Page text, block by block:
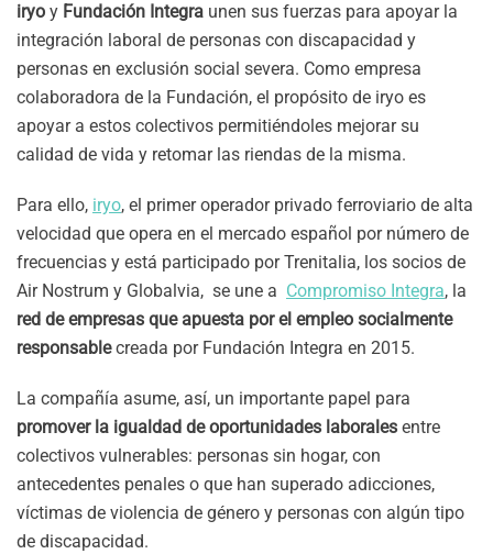
iryo y Fundación Integra unen sus fuerzas para apoyar la
integración laboral de personas con discapacidad y
personas en exclusión social severa. Como empresa
colaboradora de la Fundación, el propósito de iryo es
apoyar a estos colectivos permitiéndoles mejorar su
calidad de vida y retomar las riendas de la misma.
Para ello, iryo, el primer operador privado ferroviario de alta
velocidad que opera en el mercado español por número de
frecuencias y está participado por Trenitalia, los socios de
Air Nostrum y Globalvia, se une a Compromiso Integra, la
red de empresas que apuesta por el empleo socialmente
responsablecreada por Fundación Integra en 2015.
La compañía asume, así, un importante papel para
promover la igualdad de oportunidades laborales entre
colectivos vulnerables: personas sin hogar, con
antecedentes penales o que han superado adicciones,
víctimas de violencia de género y personas con algún tipo
de discapacidad.